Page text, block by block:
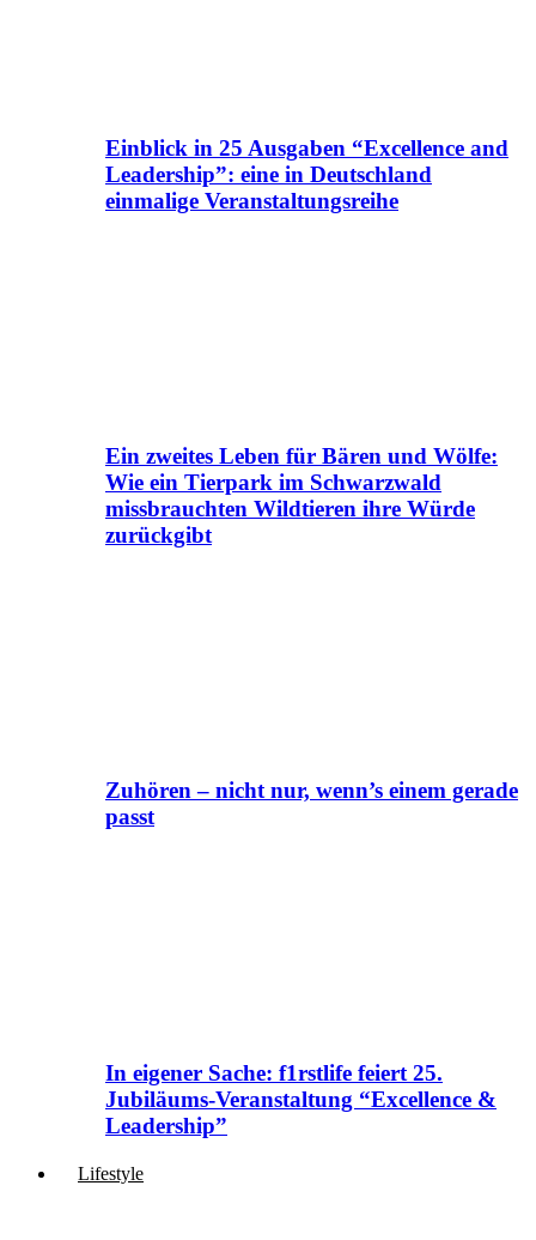
Einblick in 25 Ausgaben “Excellence and
Leadership”: eine in Deutschland
einmalige Veranstaltungsreihe
Ein zweites Leben für Bären und Wölfe:
Wie ein Tierpark im Schwarzwald
missbrauchten Wildtieren ihre Würde
zurückgibt
Zuhören – nicht nur, wenn’s einem gerade
passt
In eigener Sache: f1rstlife feiert 25.
Jubiläums-Veranstaltung “Excellence &
Leadership”
Lifestyle